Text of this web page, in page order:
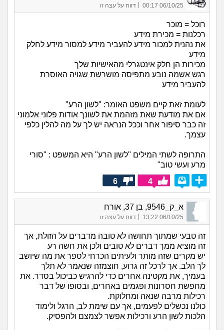
06/10/25 00:17
| דווח על עצה זו
רוכל = מוכר
רכלנות = מכירת מידע
את נהנית למכור מידע להעביר מידע למסור מידע לחלק
מידע
מכירות הן חלק אינטגרלי מהאישיות שלך
רגש אשמה נובע מתפיסה מושרשת שגויה האוסרת
להעביר מידע
לעומת זאת קיים משפט האומר: "לשון הרע"
אם את מודעת שאת מזהמת את לשונך אודות פלוני אלמוני
זה כבר סיפור אחר וככל הנראה יש לך על מה להלין כלפי
עצמך.
התרופה לשתי המילים "לשון הרע" היא המשפט : "סורי
מרע ועשי טוב"
4
6
א_ק_9546, בן 37, אורח
06/10/25 13:22 דווח על עצה זו
זה טבעי שמתוך תחושה לא טובה מדברים על הזולת, אך
זה מוציא ממך דברים לא טובים ולכן את חשה רע
יש מקרים שזה מותר ולעיתים הכרחי לספר את מה שיושב
לך הלב. אך לרכל זה גרוע, חוצמזה שנאמר לא תלך
בעמיך, את מקטינה אחרים כדי להרגיש כביכול בסדר. את
מחפשת חסרונות ופגמים באחרים, ובסופו של דבר
רכילות מרבה שנאה ומחלוקת.
כולנו נכשלים לפעמים, אך עם שימת לב, הרגל ולימוד
הלכות לשון הרע ורכילות אפשר לצמצם ולהפסיק.